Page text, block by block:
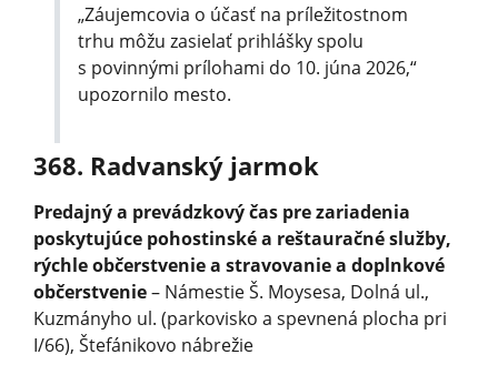
„Záujemcovia o účasť na príležitostnom
trhu môžu zasielať prihlášky spolu
s povinnými prílohami do 10. júna 2026,“
upozornilo mesto.
368. Radvanský jarmok
Predajný a prevádzkový čas pre zariadenia
poskytujúce pohostinské a reštauračné služby,
rýchle občerstvenie a stravovanie a doplnkové
občerstvenie– Námestie Š. Moysesa, Dolná ul.,
Kuzmányho ul. (parkovisko a spevnená plocha pri
I/66), Štefánikovo nábrežie